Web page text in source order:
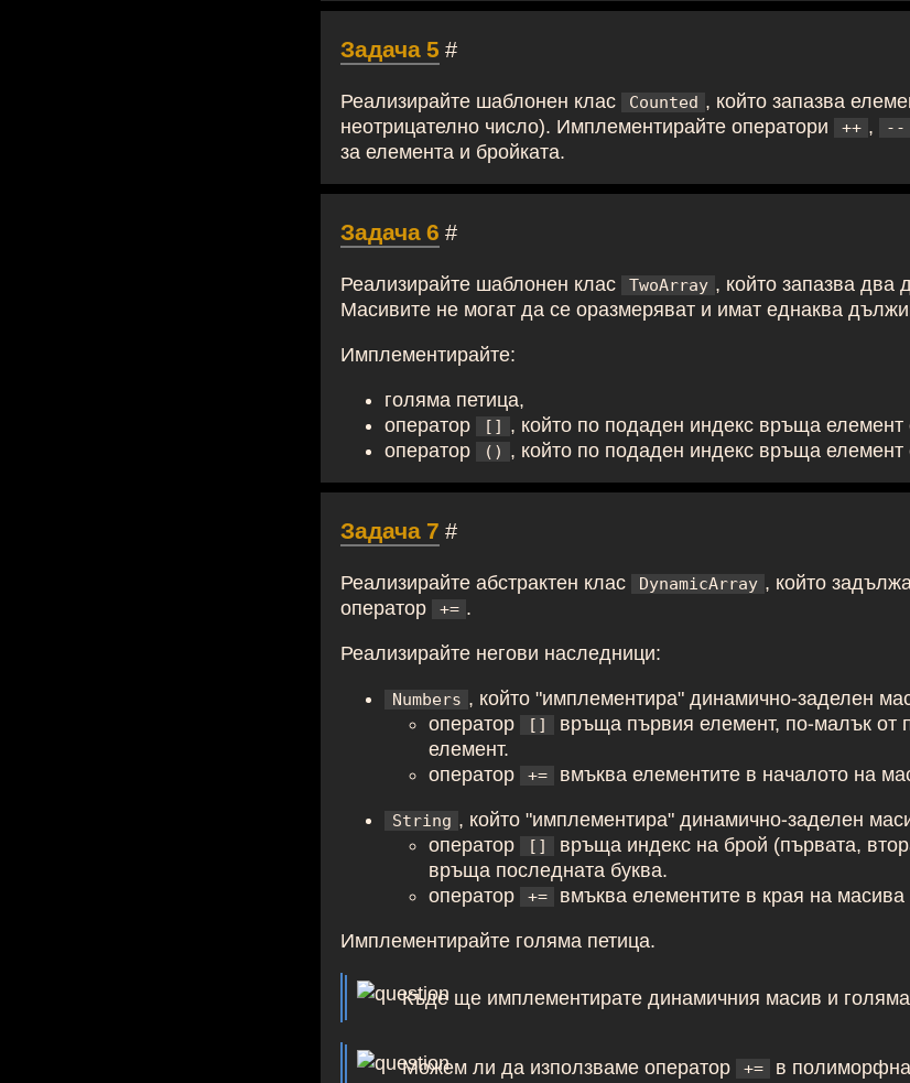
Задача 5 #
Реализирайте шаблонен клас Counted
, който запазва
неотрицателно число). Имплементирайте оператори
++ --
за елемента и бройката.
Задача 6 #
Реализирайте шаблонен клас TwoArray
, който запазва
Масивите не могат да се оразмеряват и имат еднаква
Имплементирайте:
голяма петица,
оператор
[]
, който по подаден индекс връща
оператор
() , който по подаден индекс връща елемент
Задача 7 #
Реализирайте абстрактен клас DynamicArray , който
оператор
+=
Реализирайте негови наследници:
Numbers
, който "имплементира" динамично-заделен
оператор
[]
връща първия елемент, по-малък от
елемент.
оператор
+= вмъква елементите в началото на
String
, който "имплементира" динамично-заделен
оператор
[]
връща индекс на брой (първата,
връща последната буква.
оператор
+= вмъква елементите в края на масива
Имплементирайте голяма петица.
Къде ще имплементирате динамичния масив и
Можем ли да използваме оператор += в